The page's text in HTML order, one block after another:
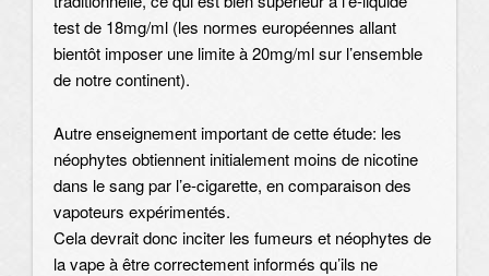
test de 18mg/ml (les normes européennes allant
bientôt imposer une limite à 20mg/ml sur l’ensemble
de notre continent).
Autre enseignement important de cette étude: les
néophytes obtiennent initialement moins de nicotine
dans le sang par l’e-cigarette, en comparaison des
vapoteurs expérimentés.
Cela devrait donc inciter les fumeurs et néophytes de
la vape à être correctement informés qu’ils ne